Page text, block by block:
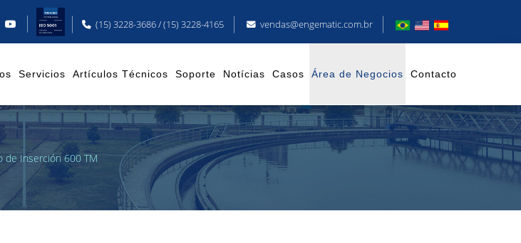
(15) 3228-3686 / (15) 3228-4165 vendas@engematic.com.br
Servicios Artículos Técnicos Soporte Notícias Casos Área de Negocios Contacto
de Inserción 600 TM